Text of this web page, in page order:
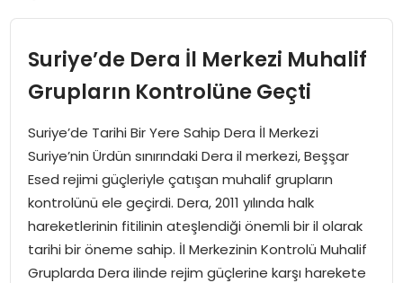
MAGAZIN
EKONOMI
SPOR
TEKNOLOJI
EĞITIM
Suriye’de Dera İl Merkezi Muhalif
Grupların Kontrolüne Geçti
Suriye’de Tarihi Bir Yere Sahip Dera İl Merkezi
Suriye’nin Ürdün sınırındaki Dera il merkezi, Beşşar
Esed rejimi güçleriyle çatışan muhalif grupların
kontrolünü ele geçirdi. Dera, 2011 yılında halk
hareketlerinin fitilinin ateşlendiği önemli bir il olarak
tarihi bir öneme sahip. İl Merkezinin Kontrolü Muhalif
Gruplarda Dera ilinde rejim güçlerine karşı harekete